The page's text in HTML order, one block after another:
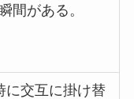
間がある。
に交互に掛け替